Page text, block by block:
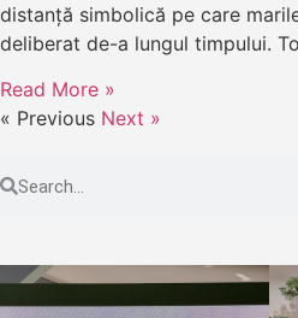
distanță simbolică pe care
deliberat de-a lungul timpului.
Read More »
« Previous Next »